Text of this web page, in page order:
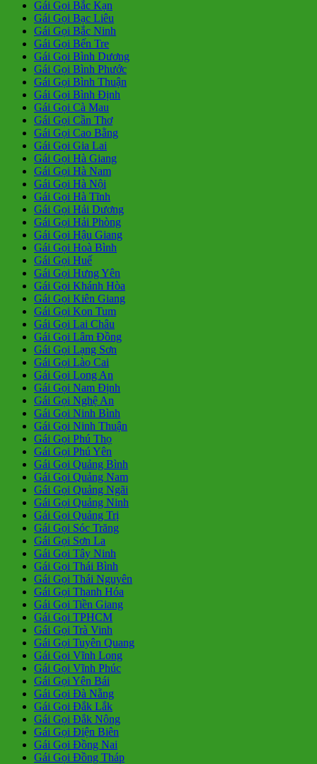
Gái Gọi Bắc Kạn
Gái Gọi Bạc Liêu
Gái Gọi Bắc Ninh
Gái Gọi Bến Tre
Gái Gọi Bình Dương
Gái Gọi Bình Phước
Gái Gọi Bình Thuận
Gái Gọi Bình Định
Gái Gọi Cà Mau
Gái Gọi Cần Thơ
Gái Gọi Cao Bằng
Gái Gọi Gia Lai
Gái Gọi Hà Giang
Gái Gọi Hà Nam
Gái Gọi Hà Nội
Gái Gọi Hà Tĩnh
Gái Gọi Hải Dương
Gái Gọi Hải Phòng
Gái Gọi Hậu Giang
Gái Gọi Hoà Bình
Gái Gọi Huế
Gái Gọi Hưng Yên
Gái Gọi Khánh Hòa
Gái Gọi Kiên Giang
Gái Gọi Kon Tum
Gái Gọi Lai Châu
Gái Gọi Lâm Đồng
Gái Gọi Lạng Sơn
Gái Gọi Lào Cai
Gái Gọi Long An
Gái Gọi Nam Định
Gái Gọi Nghệ An
Gái Gọi Ninh Bình
Gái Gọi Ninh Thuận
Gái Gọi Phú Thọ
Gái Gọi Phú Yên
Gái Gọi Quảng Bình
Gái Gọi Quảng Nam
Gái Gọi Quảng Ngãi
Gái Gọi Quảng Ninh
Gái Gọi Quảng Trị
Gái Gọi Sóc Trăng
Gái Gọi Sơn La
Gái Gọi Tây Ninh
Gái Gọi Thái Bình
Gái Gọi Thái Nguyên
Gái Gọi Thanh Hóa
Gái Gọi Tiền Giang
Gái Gọi TPHCM
Gái Gọi Trà Vinh
Gái Gọi Tuyên Quang
Gái Gọi Vĩnh Long
Gái Gọi Vĩnh Phúc
Gái Gọi Yên Bái
Gái Gọi Đà Nẵng
Gái Gọi Đắk Lắk
Gái Gọi Đắk Nông
Gái Gọi Điện Biên
Gái Gọi Đồng Nai
Gái Gọi Đồng Tháp